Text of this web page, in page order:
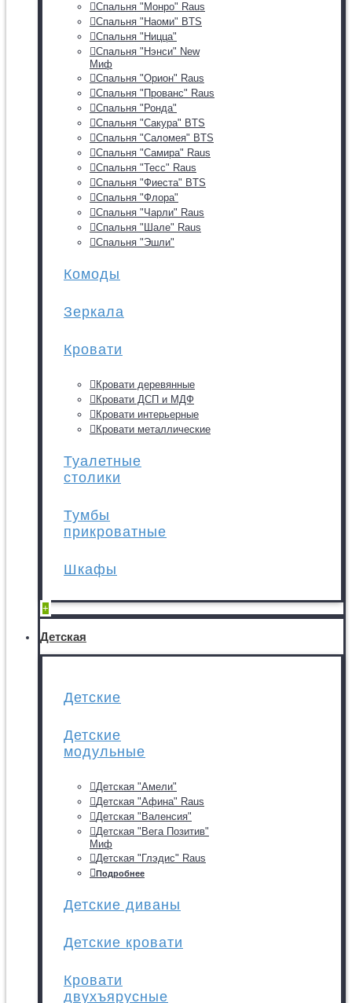
Спальня "Монро" Raus
Спальня "Наоми" BTS
Спальня "Ницца"
Спальня "Нэнси" New
Миф
Спальня "Орион" Raus
Спальня "Прованс" Raus
Спальня "Ронда"
Спальня "Сакура" BTS
Спальня "Саломея" BTS
Спальня "Самира" Raus
Спальня "Тесс" Raus
Спальня "Фиеста" BTS
Спальня "Флора"
Спальня "Чарли" Raus
Спальня "Шале" Raus
Спальня "Эшли"
Комоды
Зеркала
Кровати
Кровати деревянные
Кровати ДСП и МДФ
Кровати интерьерные
Кровати металлические
Туалетные
столики
Тумбы
прикроватные
Шкафы
+
Детская
Детские
Детские
модульные
Детская "Амели"
Детская "Афина" Raus
Детская "Валенсия"
Детская "Вега Позитив"
Миф
Детская "Глэдис" Raus
Подробнее
Детские диваны
Детские кровати
Кровати
двухъярусные